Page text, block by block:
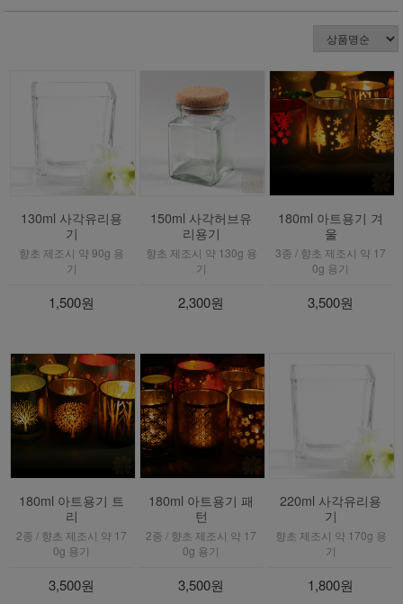
130ml 사각유리용
기
향초 제조시 약 90g 용
기
1,500원
150ml 사각허브유
리용기
향초 제조시 약 130g 용
기
2,300원
180ml 아트용기 겨
울
3종 / 향초 제조시 약 17
0g 용기
3,500원
180ml 아트용기 트
리
2종 / 향초 제조시 약 17
0g 용기
3,500원
180ml 아트용기 패
턴
2종 / 향초 제조시 약 17
0g 용기
3,500원
220ml 사각유리용
기
향초 제조시 약 170g 용
기
1,800원